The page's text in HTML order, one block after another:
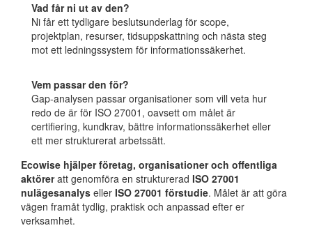
Vad får ni ut av den?
Ni får ett tydligare beslutsunderlag för scope,
projektplan, resurser, tidsuppskattning och nästa steg
mot ett ledningssystem för informationssäkerhet.
Vem passar den för?
Gap-analysen passar organisationer som vill veta hur
redo de är för ISO 27001, oavsett om målet är
certifiering, kundkrav, bättre informationssäkerhet eller
ett mer strukturerat arbetssätt.
Ecowise hjälper företag, organisationer och offentliga
aktöreratt genomföra en strukturerad ISO 27001
nulägesanalys eller ISO 27001 förstudie. Målet är att göra
vägen framåt tydlig, praktisk och anpassad efter er
verksamhet.